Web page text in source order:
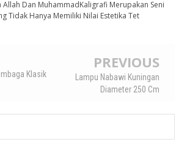
Dan MuhammadKaligrafi Merupakan Seni
Tidak Hanya Memiliki Nilai Estetika Tet
Klasik
PREVIOUS
Lampu Nabawi Kuningan
Diameter 250 Cm